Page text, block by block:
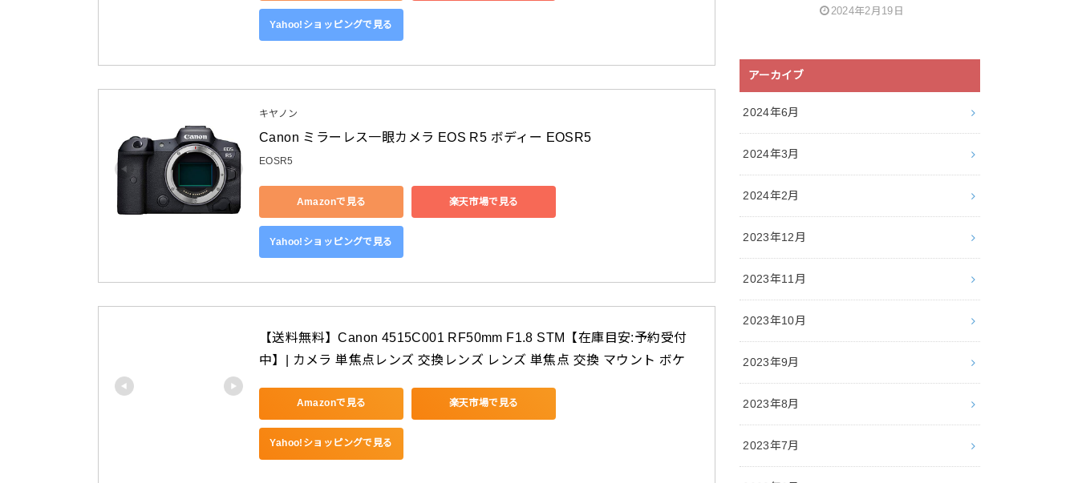
Yahoo!ショッピングで見る
キヤノン
Canon ミラーレス一眼カメラ EOS R5 ボディー EOSR5
EOSR5
Amazonで見る 楽天市場で見る
Yahoo!ショッピングで見る
【送料無料】Canon 4515C001 RF50mm F1.8 STM【在庫目安:予約受付
中】| カメラ 単焦点レンズ 交換レンズ レンズ 単焦点 交換 マウント ボケ
Amazonで見る 楽天市場で見る
Yahoo!ショッピングで見る
2024年2月19日
アーカイブ
2024年6月
2024年3月
2024年2月
2023年12月
2023年11月
2023年10月
2023年9月
2023年8月
2023年7月